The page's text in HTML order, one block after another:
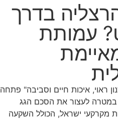
בדרך
עמותת
ראוי, איכות חיים וסביבה" פתחה
במטרה לעצור את הסכם הגג
מקרקעי ישראל, הכולל השקעה